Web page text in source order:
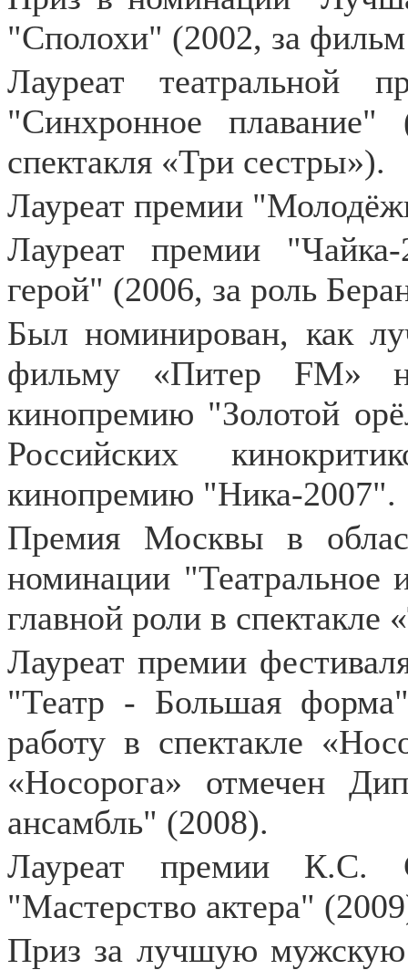
"Сполохи" (2002, за
Лауреат театральной
"Синхронное плавание"
спектакля «Три сестры»).
Лауреат премии
Лауреат премии
герой" (2006, за роль
Был номинирован, как
фильму «Питер FM»
кинопремию "Золотой
Российских
кинопремию "Ника-2007".
Премия Москвы в
номинации "Театральное
главной роли в спектакле
Лауреат премии
"Театр - Большая
работу в спектакле
«Носорога» отмечен
ансамбль" (2008).
Лауреат премии К.С.
"Мастерство актера"
Приз за лучшую